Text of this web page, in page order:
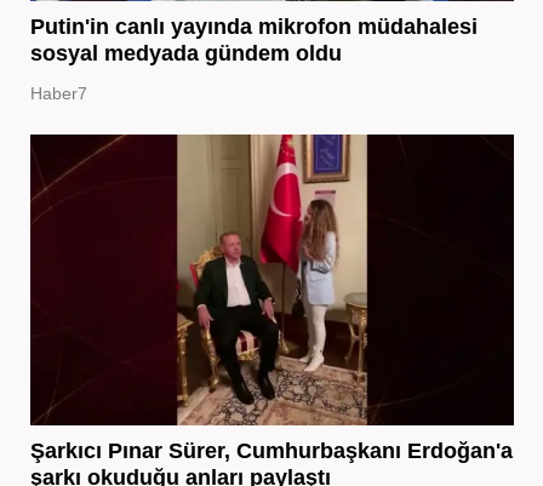
Putin'in canlı yayında mikrofon müdahalesi
sosyal medyada gündem oldu
Haber7
Şarkıcı Pınar Sürer, Cumhurbaşkanı Erdoğan'a
şarkı okuduğu anları paylaştı